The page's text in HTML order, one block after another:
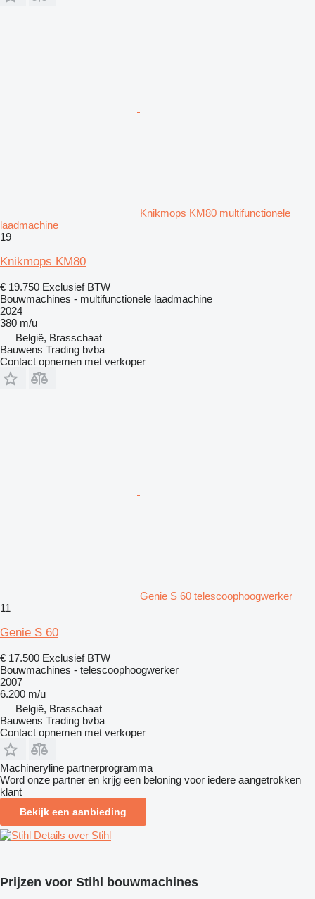
Knikmops KM80 multifunctionele
laadmachine
19
Knikmops KM80
€ 19.750 Exclusief BTW
Bouwmachines - multifunctionele laadmachine
2024
380 m/u
België, Brasschaat
Bauwens Trading bvba
Contact opnemen met verkoper
Genie S 60 telescoophoogwerker
11
Genie S 60
€ 17.500 Exclusief BTW
Bouwmachines - telescoophoogwerker
2007
6.200 m/u
België, Brasschaat
Bauwens Trading bvba
Contact opnemen met verkoper
Machineryline partnerprogramma
Word onze partner en krijg een beloning voor iedere aangetrokken
klant
Bekijk een aanbieding
Details over Stihl
Prijzen voor Stihl bouwmachines